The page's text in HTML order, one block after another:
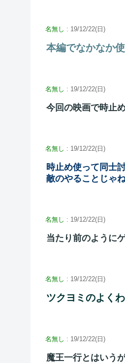
名無し : 19/12/22(日)
本編でなかなか
名無し : 19/12/22(日)
今回の映画で時止
名無し : 19/12/22(日)
時止め使って同士
敵のやることじゃ
名無し : 19/12/22(日)
当たり前のように
名無し : 19/12/22(日)
ツクヨミのよく
名無し : 19/12/22(日)
魔王一行とはいう